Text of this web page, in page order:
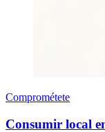
Comprométete
Consumir local